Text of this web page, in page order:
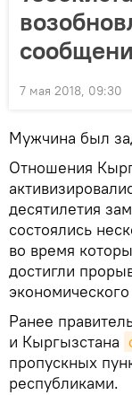
7 мая 2018, 09:30
Мужчина был
Отношения
десятилетия
состоялись
во время
достигли
Ранее
и Кыргызстана
пропускных
республиками.